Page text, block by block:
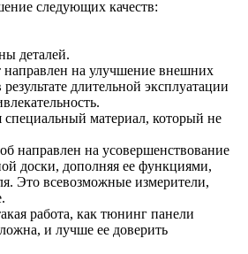
следующих качеств:
деталей.
направлен на улучшение внешних
длительной эксплуатации
специальный материал, который не
направлен на усовершенствование
доски, дополняя ее функциями,
Это всевозможные измерители,
работа, как тюнинг панели
и лучше ее доверить